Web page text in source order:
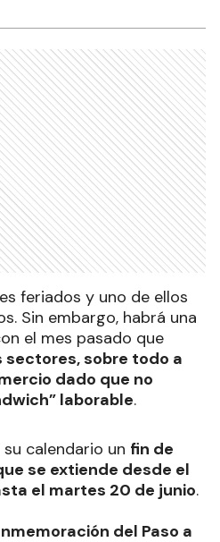
feriados y uno de ellos
Sin embargo, habrá una
el mes pasado que
sectores, sobre todo a
dado que no
laborable.
calendario un fin de
se extiende desde el
el martes 20 de junio.
del Paso a